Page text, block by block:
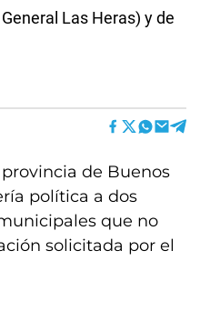
Las Heras) y de
de Buenos
política a dos
que no
solicitada por el